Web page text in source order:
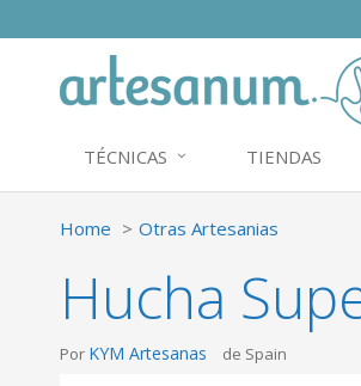
TÉCNICAS TIENDAS
Home Otras Artesanias
Hucha
Por KYM Artesanas de Spain